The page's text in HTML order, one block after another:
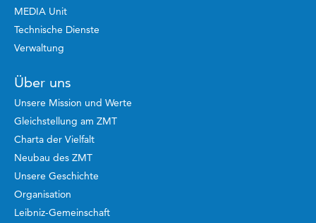
MEDIA Unit
Technische Dienste
Verwaltung
Über uns
Unsere Mission und Werte
Gleichstellung am ZMT
Charta der Vielfalt
Neubau des ZMT
Unsere Geschichte
Organisation
Leibniz-Gemeinschaft